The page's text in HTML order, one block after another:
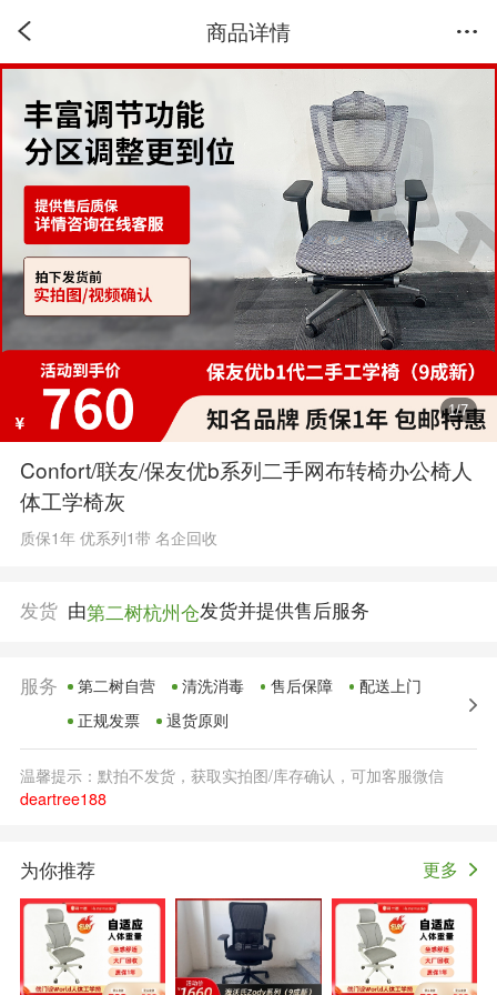
商品详情
1/7
Confort/联友/保友优b系列二手网布转椅办公椅人
体工学椅灰
质保1年 优系列1带 名企回收
发货 由第二树杭州仓发货并提供售后服务
服务 第二树自营 清洗消毒 售后保障
配送上门
正规发票
退货原则
温馨提示：默拍不发货，获取实拍图/库存确认，可加客服微信
deartree188
为你推荐 更多